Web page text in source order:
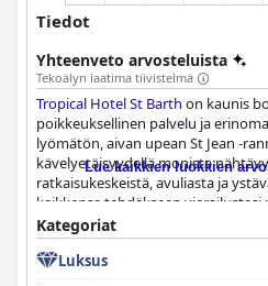
Tiedot
Yhteenveto arvosteluista
Tekoälyn laatima tiivistelmä
Tropical Hotel St Barth on kaunis
poikkeuksellinen palvelu ja
lyömätön, aivan upean St Jean -
kävelyetäisyydellä monista
ratkaisukeskeistä, avuliasta ja
kaikkensa tehdäkseen
ovat upeita ja tyylikkäitä, ja niissä
Tunnelma on "incroyable" ja
ylistävät hotellin tarjoamaa
Lue kaikkien luokkien
Kategoriat
Luksus